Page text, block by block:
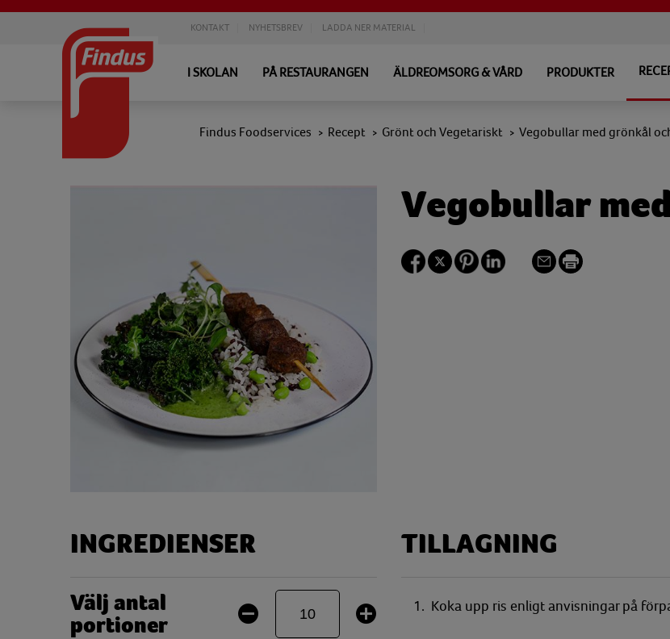
KONTAKT NYHETSBREV LADDA NER MATERIAL
I SKOLAN PÅ RESTAURANGEN ÄLDREOMSORG & VÅRD PRODUKTER
Findus Foodservices > Recept > Grönt och Vegetariskt > Vegobullar med grönkål
Vegobullar
INGREDIENSER
Välj antal
portioner
TILLAGNING
1. Koka upp ris enligt anvisningar på